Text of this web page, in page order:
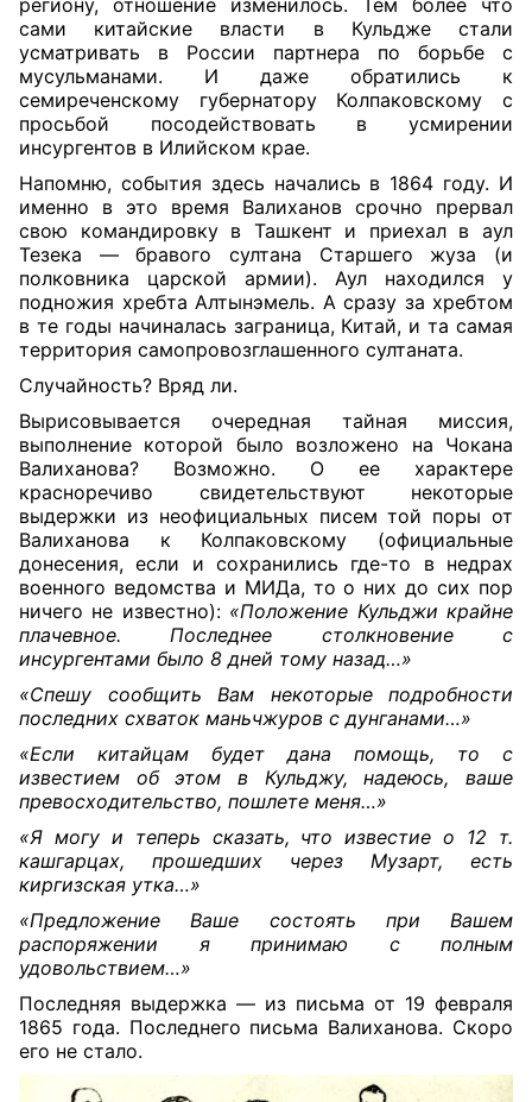
сами китайские власти в Кульдже стали
усматривать в России партнера по борьбе с
мусульманами. И даже обратились к
семиреченскому губернатору Колпаковскому с
просьбой посодействовать в усмирении
инсургентов в Илийском крае.
Напомню, события здесь начались в 1864 году. И
именно в это время Валиханов срочно прервал
свою командировку в Ташкент и приехал в аул
Тезека — бравого султана Старшего жуза (и
полковника царской армии). Аул находился у
подножия хребта Алтынэмель. А сразу за хребтом
в те годы начиналась заграница, Китай, и та самая
территория самопровозглашенного султаната.
Случайность? Вряд ли.
Вырисовывается очередная тайная миссия,
выполнение которой было возложено на Чокана
Валиханова? Возможно. О ее характере
красноречиво свидетельствуют некоторые
выдержки из неофициальных писем той поры от
Валиханова к Колпаковскому (официальные
донесения, если и сохранились где-то в недрах
военного ведомства и МИДа, то о них до сих пор
ничего не известно): «Положение Кульджи крайне
плачевное. Последнее столкновение с
инсургентами было 8 дней тому назад…»
«Спешу сообщить Вам некоторые подробности
последних схваток маньчжуров с дунганами…»
«Если китайцам будет дана помощь, то с
известием об этом в Кульджу, надеюсь, ваше
превосходительство, пошлете меня…»
«Я могу и теперь сказать, что известие о 12 т.
кашгарцах, прошедших через Музарт, есть
киргизская утка…»
«Предложение Ваше состоять при Вашем
распоряжении я принимаю с полным
удовольствием…»
Последняя выдержка — из письма от 19 февраля
1865 года. Последнего письма Валиханова. Скоро
его не стало.